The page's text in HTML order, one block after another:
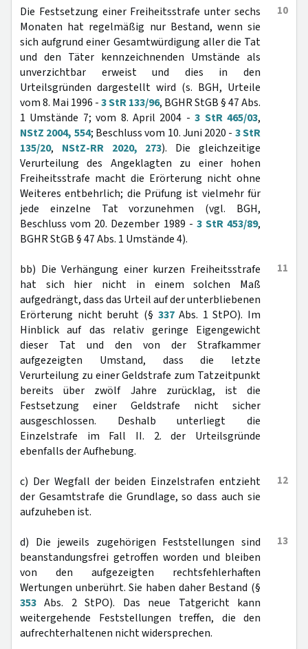
10
Die Festsetzung einer Freiheitsstrafe unter sechs
Monaten hat regelmäßig nur Bestand, wenn sie
sich aufgrund einer Gesamtwürdigung aller die Tat
und den Täter kennzeichnenden Umstände als
unverzichtbar erweist und dies in den
Urteilsgründen dargestellt wird (s. BGH, Urteile
vom 8. Mai 1996 -3 StR 133/96, BGHR StGB § 47 Abs.
1 Umstände 7; vom 8. April 2004 -3 StR 465/03,
NStZ 2004, 554; Beschluss vom 10. Juni 2020 - 3 StR
135/20, NStZ-RR 2020, 273). Die gleichzeitige
Verurteilung des Angeklagten zu einer hohen
Freiheitsstrafe macht die Erörterung nicht ohne
Weiteres entbehrlich; die Prüfung ist vielmehr für
jede einzelne Tat vorzunehmen (vgl. BGH,
Beschluss vom 20. Dezember 1989 - 3 StR 453/89,
BGHR StGB § 47 Abs. 1 Umstände 4).
11
bb) Die Verhängung einer kurzen Freiheitsstrafe
hat sich hier nicht in einem solchen Maß
aufgedrängt, dass das Urteil auf der unterbliebenen
Erörterung nicht beruht (§ 337Abs. 1 StPO). Im
Hinblick auf das relativ geringe Eigengewicht
dieser Tat und den von der Strafkammer
aufgezeigten Umstand, dass die letzte
Verurteilung zu einer Geldstrafe zum Tatzeitpunkt
bereits über zwölf Jahre zurücklag, ist die
Festsetzung einer Geldstrafe nicht sicher
ausgeschlossen. Deshalb unterliegt die
Einzelstrafe im Fall II. 2. der Urteilsgründe
ebenfalls der Aufhebung.
12
c) Der Wegfall der beiden Einzelstrafen entzieht
der Gesamtstrafe die Grundlage, so dass auch sie
aufzuheben ist.
13
d) Die jeweils zugehörigen Feststellungen sind
beanstandungsfrei getroffen worden und bleiben
von den aufgezeigten rechtsfehlerhaften
Wertungen unberührt. Sie haben daher Bestand (§
353 Abs. 2 StPO). Das neue Tatgericht kann
weitergehende Feststellungen treffen, die den
aufrechterhaltenen nicht widersprechen.